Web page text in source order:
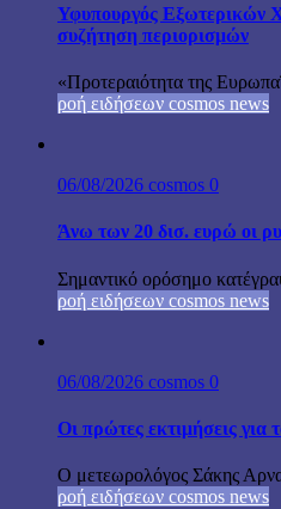
Υφυπουργός Εξωτερικών
συζήτηση περιορισμών
«Προτεραιότητα της
ροή ειδήσεων cosmos news
06/08/2026 cosmos 0
Άνω των 20 δισ. ευρώ οι
Σημαντικό ορόσημο
ροή ειδήσεων cosmos news
06/08/2026 cosmos 0
Οι πρώτες εκτιμήσεις για
Ο μετεωρολόγος Σάκης
ροή ειδήσεων cosmos news